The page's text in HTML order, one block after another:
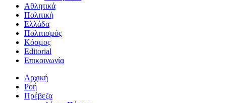
Αθλητικά
Πολιτική
Ελλάδα
Πολιτισμός
Κόσμος
Editorial
Επικοινωνία
Αρχική
Ροή
Πρέβεζα